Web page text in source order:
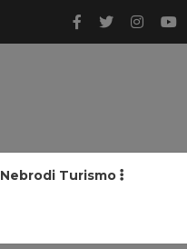
Nebrodi Turismo